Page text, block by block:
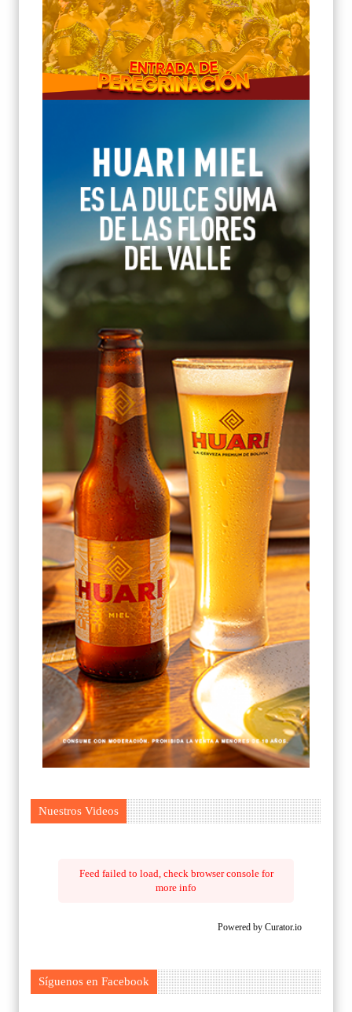
Nuestros Videos
Feed failed to load, check browser console for
more info
Powered by Curator.io
Síguenos en Facebook